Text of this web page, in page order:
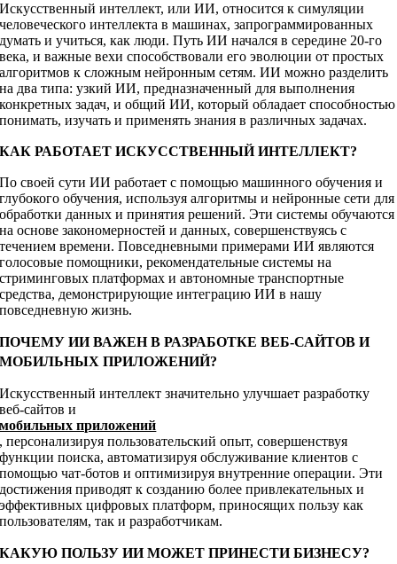
Искусственный интеллект, или ИИ, относится к симуляции
человеческого интеллекта в машинах, запрограммированных
думать и учиться, как люди. Путь ИИ начался в середине 20-го
века, и важные вехи способствовали его эволюции от простых
алгоритмов к сложным нейронным сетям. ИИ можно разделить
на два типа: узкий ИИ, предназначенный для выполнения
конкретных задач, и общий ИИ, который обладает способностью
понимать, изучать и применять знания в различных задачах.
КАК РАБОТАЕТ ИСКУССТВЕННЫЙ ИНТЕЛЛЕКТ?
По своей сути ИИ работает с помощью машинного обучения и
глубокого обучения, используя алгоритмы и нейронные сети для
обработки данных и принятия решений. Эти системы обучаются
на основе закономерностей и данных, совершенствуясь с
течением времени. Повседневными примерами ИИ являются
голосовые помощники, рекомендательные системы на
стриминговых платформах и автономные транспортные
средства, демонстрирующие интеграцию ИИ в нашу
повседневную жизнь.
ПОЧЕМУ ИИ ВАЖЕН В РАЗРАБОТКЕ ВЕБ-САЙТОВ И
МОБИЛЬНЫХ ПРИЛОЖЕНИЙ?
Искусственный интеллект значительно улучшает разработку
веб-сайтов и
мобильных приложений
, персонализируя пользовательский опыт, совершенствуя
функции поиска, автоматизируя обслуживание клиентов с
помощью чат-ботов и оптимизируя внутренние операции. Эти
достижения приводят к созданию более привлекательных и
эффективных цифровых платформ, приносящих пользу как
пользователям, так и разработчикам.
КАКУЮ ПОЛЬЗУ ИИ МОЖЕТ ПРИНЕСТИ БИЗНЕСУ?